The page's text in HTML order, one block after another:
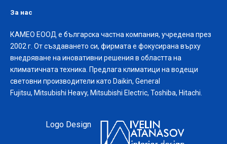
За нас
КАМЕО ЕООД е българска частна компания, учредена през
2002 г. От създаването си, фирмата е фокусирана върху
внедряване на иновативни решения в областта на
климатичната техника. Предлага климатици на водещи
световни производители като Daikin, General
Fujitsu, Mitsubishi Heavy, Mitsubishi Electric, Toshiba, Hitachi.
Logo Design